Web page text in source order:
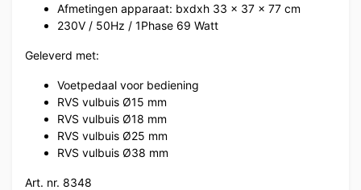
Afmetingen apparaat: bxdxh 33 x 37 x 77 cm
230V / 50Hz / 1Phase 69 Watt
Geleverd met:
Voetpedaal voor bediening
RVS vulbuis Ø15 mm
RVS vulbuis Ø18 mm
RVS vulbuis Ø25 mm
RVS vulbuis Ø38 mm
Art. nr. 8348